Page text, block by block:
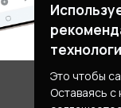
Это чтобы
Оставаясь с